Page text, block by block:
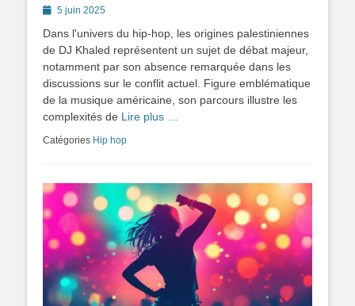
Posted5 juin 2025
Dans l'univers du hip-hop, les origines palestiniennes
de DJ Khaled représentent un sujet de débat majeur,
notamment par son absence remarquée dans les
discussions sur le conflit actuel. Figure emblématique
de la musique américaine, son parcours illustre les
complexités de Lire plus …
Catégories Hip hop